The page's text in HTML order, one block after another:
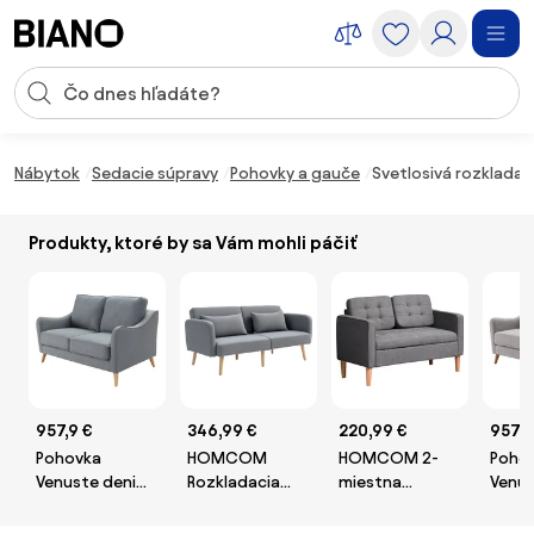
Vstup pre vyhľadávanie
Nábytok Sedacie súpravy Pohovky a gauče Svetlosivá
Produkty, ktoré by sa Vám mohli páčiť
957,9 €
Pohovka
Venuste denim
346,99 €
HOMCOM
Rozkladacia
220,99 €
HOMCOM 2-
miestna